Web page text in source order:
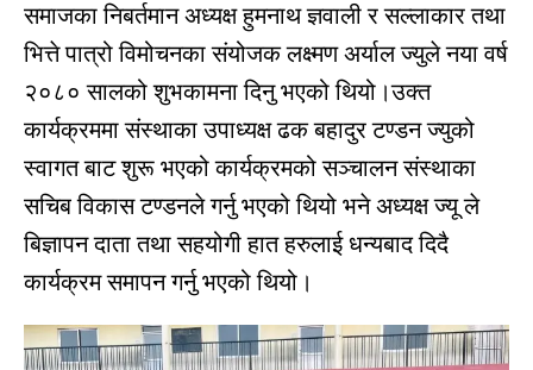
समाजका निबर्तमान अध्यक्ष हुमनाथ ज्ञवाली र सल्लाकार तथा
भित्ते पात्रो विमोचनका संयोजक लक्ष्मण अर्याल ज्युले नया वर्ष
२०८० सालको शुभकामना दिनु भएको थियो।उक्त
कार्यक्रममा संस्थाका उपाध्यक्ष ढक बहादुर टण्डन ज्युको
स्वागत बाट शुरू भएको कार्यक्रमको सञ्चालन संस्थाका
सचिब विकास टण्डनले गर्नु भएको थियो भने अध्यक्ष ज्यू ले
बिज्ञापन दाता तथा सहयोगी हात हरुलाई धन्यबाद दिदै
कार्यक्रम समापन गर्नु भएको थियो।